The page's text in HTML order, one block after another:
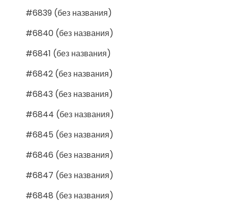
#6839 (без названия)
#6840 (без названия)
#6841 (без названия)
#6842 (без названия)
#6843 (без названия)
#6844 (без названия)
#6845 (без названия)
#6846 (без названия)
#6847 (без названия)
#6848 (без названия)